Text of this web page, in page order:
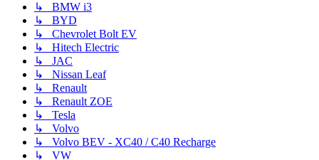
↳ BMW i3
↳ BYD
↳ Chevrolet Bolt EV
↳ Hitech Electric
↳ JAC
↳ Nissan Leaf
↳ Renault
↳ Renault ZOE
↳ Tesla
↳ Volvo
↳ Volvo BEV - XC40 / C40 Recharge
↳ VW